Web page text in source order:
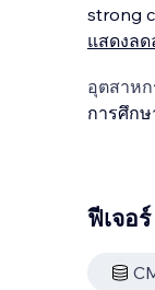
strong
แสดงลด
อุตสาหก
การศึกษ
ฟีเจอร์